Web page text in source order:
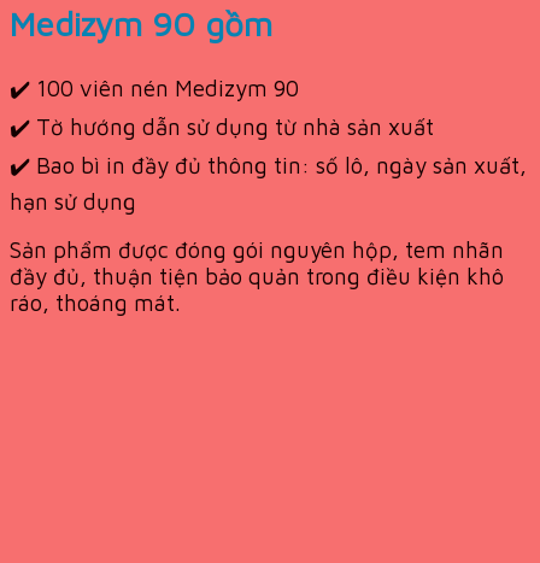
Medizym 90 gồm
✔️ 100 viên nén Medizym 90
✔️ Tờ hướng dẫn sử dụng từ nhà sản xuất
✔️ Bao bì in đầy đủ thông tin: số lô, ngày sản xuất,
hạn sử dụng
Sản phẩm được đóng gói nguyên hộp, tem nhãn
đầy đủ, thuận tiện bảo quản trong điều kiện khô
ráo, thoáng mát.